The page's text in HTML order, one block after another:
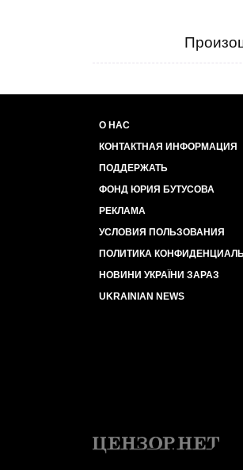
О НАС
КОНТАКТНАЯ ИНФОРМАЦИЯ
ПОДДЕРЖАТЬ
ФОНД ЮРИЯ БУТУСОВА
РЕКЛАМА
УСЛОВИЯ ПОЛЬЗОВАНИЯ
ПОЛИТИКА
НОВИНИ УКРАЇНИ ЗАРАЗ
UKRAINIAN NEWS